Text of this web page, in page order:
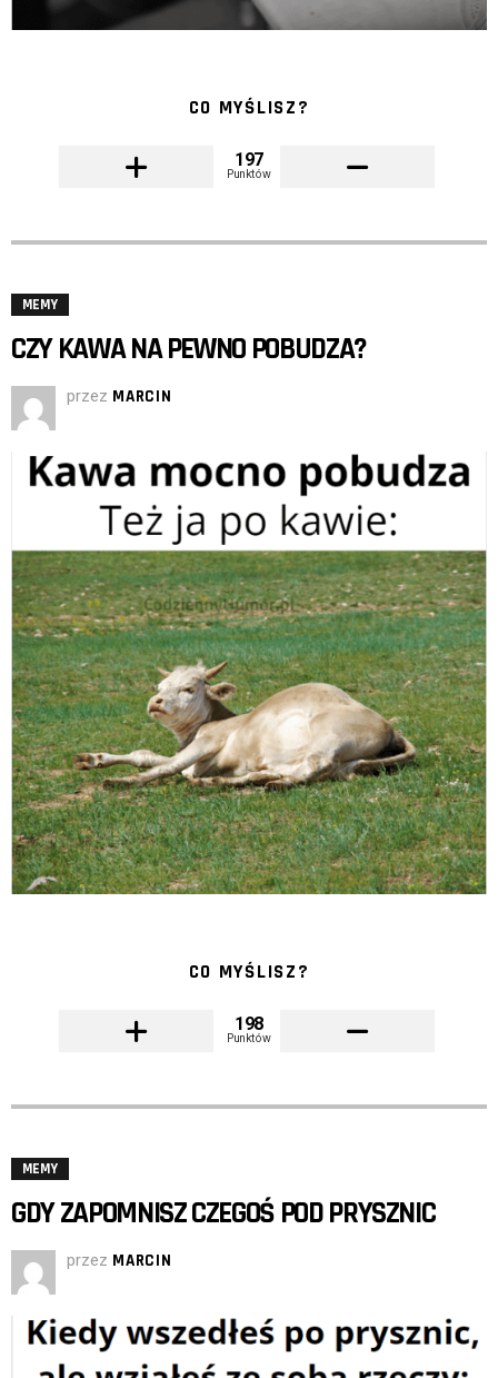
CO MYŚLISZ?
197
Punktów
MEMY
CZY KAWA NA PEWNO POBUDZA?
przez MARCIN
CO MYŚLISZ?
198
Punktów
MEMY
GDY ZAPOMNISZ CZEGOŚ POD PRYSZNIC
przez MARCIN